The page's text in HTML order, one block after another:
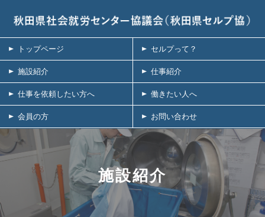
トップページ セルプって？
施設紹介 仕事紹介
仕事を依頼したい方へ 働きたい人へ
会員の方 お問い合わせ
施設紹介